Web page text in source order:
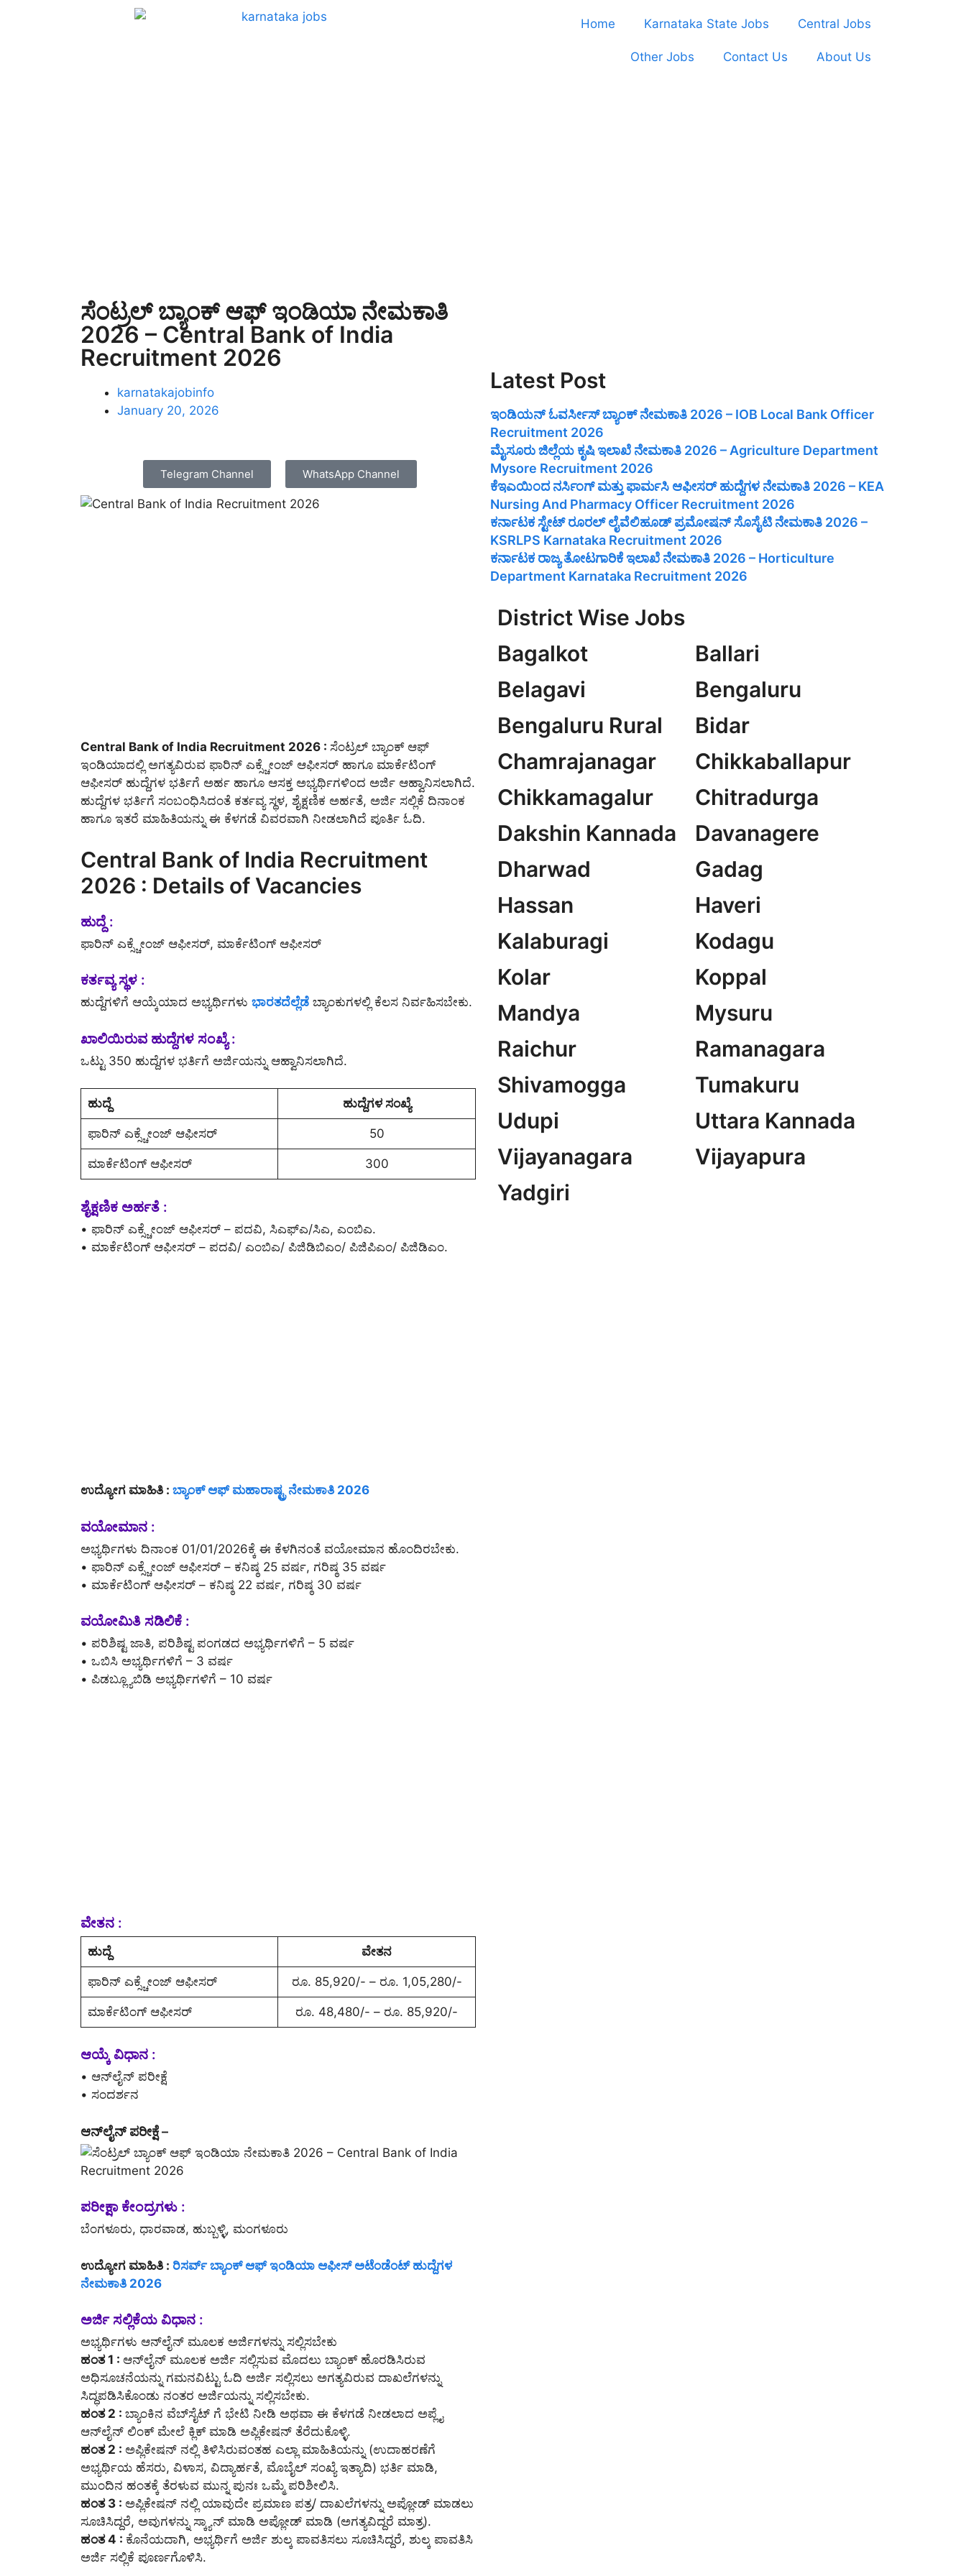
Home Karnataka State Jobs Central Jobs
Other Jobs Contact Us About Us
ಸೆಂಟ್ರಲ್ ಬ್ಯಾಂಕ್ ಆಫ್ ಇಂಡಿಯಾ ನೇಮಕಾತಿ
2026 – Central Bank of India
Recruitment 2026
karnatakajobinfo
January 20, 2026
Telegram Channel WhatsApp Channel
Central Bank of India Recruitment 2026 : ಸೆಂಟ್ರಲ್ ಬ್ಯಾಂಕ್ ಆಫ್
ಇಂಡಿಯಾದಲ್ಲಿ ಅಗತ್ಯವಿರುವ ಫಾರಿನ್ ಎಕ್ಸ್ಚೇಂಜ್ ಆಫೀಸರ್ ಹಾಗೂ ಮಾರ್ಕೆಟಿಂಗ್
ಆಫೀಸರ್ ಹುದ್ದೆಗಳ ಭರ್ತಿಗೆ ಅರ್ಹ ಹಾಗೂ ಆಸಕ್ತ ಅಭ್ಯರ್ಥಿಗಳಿಂದ ಅರ್ಜಿ ಆಹ್ವಾನಿಸಲಾಗಿದೆ.
ಹುದ್ದೆಗಳ ಭರ್ತಿಗೆ ಸಂಬಂಧಿಸಿದಂತೆ ಕರ್ತವ್ಯ ಸ್ಥಳ, ಶೈಕ್ಷಣಿಕ ಅರ್ಹತೆ, ಅರ್ಜಿ ಸಲ್ಲಿಕೆ ದಿನಾಂಕ
ಹಾಗೂ ಇತರೆ ಮಾಹಿತಿಯನ್ನು ಈ ಕೆಳಗಡೆ ವಿವರವಾಗಿ ನೀಡಲಾಗಿದೆ ಪೂರ್ತಿ ಓದಿ.
Central Bank of India Recruitment
2026 : Details of Vacancies
ಹುದ್ದೆ :
ಫಾರಿನ್ ಎಕ್ಸ್ಚೇಂಜ್ ಆಫೀಸರ್, ಮಾರ್ಕೆಟಿಂಗ್ ಆಫೀಸರ್
ಕರ್ತವ್ಯ ಸ್ಥಳ :
ಹುದ್ದೆಗಳಿಗೆ ಆಯ್ಕೆಯಾದ ಅಭ್ಯರ್ಥಿಗಳು ಭಾರತದೆಲ್ಲೆಡೆ ಬ್ಯಾಂಕುಗಳಲ್ಲಿ ಕೆಲಸ ನಿರ್ವಹಿಸಬೇಕು.
ಖಾಲಿಯಿರುವ ಹುದ್ದೆಗಳ ಸಂಖ್ಯೆ :
ಒಟ್ಟು 350 ಹುದ್ದೆಗಳ ಭರ್ತಿಗೆ ಅರ್ಜಿಯನ್ನು ಆಹ್ವಾನಿಸಲಾಗಿದೆ.
ಹುದ್ದೆ ಹುದ್ದೆಗಳ ಸಂಖ್ಯೆ
ಫಾರಿನ್ ಎಕ್ಸ್ಚೇಂಜ್ ಆಫೀಸರ್ 50
ಮಾರ್ಕೆಟಿಂಗ್ ಆಫೀಸರ್ 300
ಶೈಕ್ಷಣಿಕ ಅರ್ಹತೆ :
• ಫಾರಿನ್ ಎಕ್ಸ್ಚೇಂಜ್ ಆಫೀಸರ್ – ಪದವಿ, ಸಿಎಫ್ಎ/ಸಿಎ, ಎಂಬಿಎ.
• ಮಾರ್ಕೆಟಿಂಗ್ ಆಫೀಸರ್ – ಪದವಿ/ ಎಂಬಿಎ/ ಪಿಜಿಡಿಬಿಎಂ/ ಪಿಜಿಪಿಎಂ/ ಪಿಜಿಡಿಎಂ.
ಉದ್ಯೋಗ ಮಾಹಿತಿ : ಬ್ಯಾಂಕ್ ಆಫ್ ಮಹಾರಾಷ್ಟ್ರ ನೇಮಕಾತಿ 2026
ವಯೋಮಾನ :
ಅಭ್ಯರ್ಥಿಗಳು ದಿನಾಂಕ 01/01/2026ಕ್ಕೆ ಈ ಕೆಳಗಿನಂತೆ ವಯೋಮಾನ ಹೊಂದಿರಬೇಕು.
• ಫಾರಿನ್ ಎಕ್ಸ್ಚೇಂಜ್ ಆಫೀಸರ್ – ಕನಿಷ್ಠ 25 ವರ್ಷ, ಗರಿಷ್ಠ 35 ವರ್ಷ
• ಮಾರ್ಕೆಟಿಂಗ್ ಆಫೀಸರ್ – ಕನಿಷ್ಠ 22 ವರ್ಷ, ಗರಿಷ್ಠ 30 ವರ್ಷ
ವಯೋಮಿತಿ ಸಡಿಲಿಕೆ :
• ಪರಿಶಿಷ್ಟ ಜಾತಿ, ಪರಿಶಿಷ್ಟ ಪಂಗಡದ ಅಭ್ಯರ್ಥಿಗಳಿಗೆ – 5 ವರ್ಷ
• ಒಬಿಸಿ ಅಭ್ಯರ್ಥಿಗಳಿಗೆ – 3 ವರ್ಷ
• ಪಿಡಬ್ಲ್ಯೂಬಿಡಿ ಅಭ್ಯರ್ಥಿಗಳಿಗೆ – 10 ವರ್ಷ
ವೇತನ :
ಹುದ್ದೆ ವೇತನ
ಫಾರಿನ್ ಎಕ್ಸ್ಚೇಂಜ್ ಆಫೀಸರ್ ರೂ. 85,920/- – ರೂ. 1,05,280/-
ಮಾರ್ಕೆಟಿಂಗ್ ಆಫೀಸರ್ ರೂ. 48,480/- – ರೂ. 85,920/-
ಆಯ್ಕೆ ವಿಧಾನ :
• ಆನ್‌ಲೈನ್‌ ಪರೀಕ್ಷೆ
• ಸಂದರ್ಶನ
ಆನ್‌ಲೈನ್‌ ಪರೀಕ್ಷೆ –
ಪರೀಕ್ಷಾ ಕೇಂದ್ರಗಳು :
ಬೆಂಗಳೂರು, ಧಾರವಾಡ, ಹುಬ್ಬಳ್ಳಿ, ಮಂಗಳೂರು
ಉದ್ಯೋಗ ಮಾಹಿತಿ : ರಿಸರ್ವ್ ಬ್ಯಾಂಕ್ ಆಫ್ ಇಂಡಿಯಾ ಆಫೀಸ್ ಅಟೆಂಡೆಂಟ್ ಹುದ್ದೆಗಳ
ನೇಮಕಾತಿ 2026
ಅರ್ಜಿ ಸಲ್ಲಿಕೆಯ ವಿಧಾನ :
ಅಭ್ಯರ್ಥಿಗಳು ಆನ್‌ಲೈನ್‌ ಮೂಲಕ ಅರ್ಜಿಗಳನ್ನು ಸಲ್ಲಿಸಬೇಕು
ಹಂತ 1 : ಆನ್‌ಲೈನ್‌ ಮೂಲಕ ಅರ್ಜಿ ಸಲ್ಲಿಸುವ ಮೊದಲು ಬ್ಯಾಂಕ್ ಹೊರಡಿಸಿರುವ
ಅಧಿಸೂಚನೆಯನ್ನು ಗಮನವಿಟ್ಟು ಓದಿ ಅರ್ಜಿ ಸಲ್ಲಿಸಲು ಅಗತ್ಯವಿರುವ ದಾಖಲೆಗಳನ್ನು
ಸಿದ್ಧಪಡಿಸಿಕೊಂಡು ನಂತರ ಅರ್ಜಿಯನ್ನು ಸಲ್ಲಿಸಬೇಕು.
ಹಂತ 2 : ಬ್ಯಾಂಕಿನ ವೆಬ್‌ಸೈಟ್ ಗೆ ಭೇಟಿ ನೀಡಿ ಅಥವಾ ಈ ಕೆಳಗಡೆ ನೀಡಲಾದ ಅಪ್ಲೈ
ಆನ್‌ಲೈನ್‌ ಲಿಂಕ್ ಮೇಲೆ ಕ್ಲಿಕ್ ಮಾಡಿ ಅಪ್ಲಿಕೇಷನ್ ತೆರೆದುಕೊಳ್ಳಿ.
ಹಂತ 2 : ಅಪ್ಲಿಕೇಷನ್ ನಲ್ಲಿ ತಿಳಿಸಿರುವಂತಹ ಎಲ್ಲಾ ಮಾಹಿತಿಯನ್ನು (ಉದಾಹರಣೆಗೆ
ಅಭ್ಯರ್ಥಿಯ ಹೆಸರು, ವಿಳಾಸ, ವಿದ್ಯಾರ್ಹತೆ, ಮೊಬೈಲ್ ಸಂಖ್ಯೆ ಇತ್ಯಾದಿ) ಭರ್ತಿ ಮಾಡಿ,
ಮುಂದಿನ ಹಂತಕ್ಕೆ ತೆರಳುವ ಮುನ್ನ ಪುನಃ ಒಮ್ಮೆ ಪರಿಶೀಲಿಸಿ.
ಹಂತ 3 : ಅಪ್ಲಿಕೇಷನ್ ನಲ್ಲಿ ಯಾವುದೇ ಪ್ರಮಾಣ ಪತ್ರ/ ದಾಖಲೆಗಳನ್ನು ಅಪ್ಲೋಡ್ ಮಾಡಲು
ಸೂಚಿಸಿದ್ದರೆ, ಅವುಗಳನ್ನು ಸ್ಕ್ಯಾನ್ ಮಾಡಿ ಅಪ್ಲೋಡ್ ಮಾಡಿ (ಅಗತ್ಯವಿದ್ದರೆ ಮಾತ್ರ).
ಹಂತ 4 : ಕೊನೆಯದಾಗಿ, ಅಭ್ಯರ್ಥಿಗೆ ಅರ್ಜಿ ಶುಲ್ಕ ಪಾವತಿಸಲು ಸೂಚಿಸಿದ್ದರೆ, ಶುಲ್ಕ ಪಾವತಿಸಿ
ಅರ್ಜಿ ಸಲ್ಲಿಕೆ ಪೂರ್ಣಗೊಳಿಸಿ.
Latest Post
ಇಂಡಿಯನ್ ಓವರ್ಸೀಸ್ ಬ್ಯಾಂಕ್ ನೇಮಕಾತಿ 2026 – IOB Local Bank Officer
Recruitment 2026
ಮೈಸೂರು ಜಿಲ್ಲೆಯ ಕೃಷಿ ಇಲಾಖೆ ನೇಮಕಾತಿ 2026 – Agriculture Department
Mysore Recruitment 2026
ಕೆಇಎಯಿಂದ ನರ್ಸಿಂಗ್ ಮತ್ತು ಫಾರ್ಮಸಿ ಆಫೀಸರ್ ಹುದ್ದೆಗಳ ನೇಮಕಾತಿ 2026 – KEA
Nursing And Pharmacy Officer Recruitment 2026
ಕರ್ನಾಟಕ ಸ್ಟೇಟ್ ರೂರಲ್ ಲೈವೆಲಿಹೂಡ್ ಪ್ರಮೋಷನ್ ಸೊಸೈಟಿ ನೇಮಕಾತಿ 2026 –
KSRLPS Karnataka Recruitment 2026
ಕರ್ನಾಟಕ ರಾಜ್ಯ ತೋಟಗಾರಿಕೆ ಇಲಾಖೆ ನೇಮಕಾತಿ 2026 – Horticulture
Department Karnataka Recruitment 2026
District Wise Jobs
Bagalkot
Ballari
Belagavi
Bengaluru
Bengaluru Rural
Bidar
Chamrajanagar
Chikkaballapur
Chikkamagalur
Chitradurga
Dakshin Kannada
Davanagere
Dharwad
Gadag
Hassan
Haveri
Kalaburagi
Kodagu
Kolar
Koppal
Mandya
Mysuru
Raichur
Ramanagara
Shivamogga
Tumakuru
Udupi
Uttara Kannada
Vijayanagara
Vijayapura
Yadgiri